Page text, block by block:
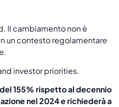
Il cambiamento non è
un contesto regolamentare
155% rispetto al decennio
nel 2024 e richiederà a